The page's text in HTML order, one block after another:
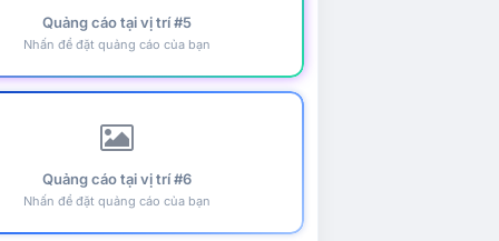
Quảng cáo tại vị trí #5
Nhấn để đặt quảng cáo của bạn
Quảng cáo tại vị trí #6
Nhấn để đặt quảng cáo của bạn